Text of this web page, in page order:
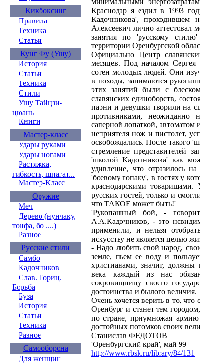
Кикбоксинг
Правила
Техника
Статьи
Кунг Фу (Ушу)
История
Статьи
Техника
Стили
Ушу Тайцзи-
цюань
Книги
Мастер-класс
Удары руками
Удары ногами
Растяжка,
гибкость, шпагат...
Мастер-Класс
Оружие
Меч
Дерево (нунчаку,
тонфа, бо ....)
Разное
Русские стили
Самбо
Кадочников
Слав. Гориц.
Борьба
Буза
История
Статьи
Техника
Разное
Самооборона
Для женщин
минимальными
Краснодар я ездил в 1993
Кадочникова', проходившем
Алексеевич лично аттестовал
занятия по 'русскому
территории Оренбургской
Официально Центр
месяцев. Под началом Сергея
сотен молодых людей. Они
в походы, занимаются
этих занятий были с
славянских единоборств,
парни и девушки творили на
противниками, неожиданно
саперной лопаткой,
неприятеля нож и пистолет,
освобождались. После такого
стремление представителей
'школой Кадочникова' как
удивление, что отразилось
'боевому гопаку', в гостях у
краснодарскими товарищами.
русских гостей, только и
что ТАКОЕ может быть!'
'Рукопашный бой, -
А.А.Кадочников, - это
применили, и нельзя
искусству не является целью
- Надо любить свой народ,
земле, пьем ее воду и
христианами, значит,
века каждый из нас
сокровищницу своего
достоинства и былого величия.
Очень хочется верить в то,
Оренбург и станет тем
по стране, приумножая
достойных потомков своих
Станислав ФЕДОТОВ
'Оренбургский край', май 99
http://www.rbsk.ru/library/84/131